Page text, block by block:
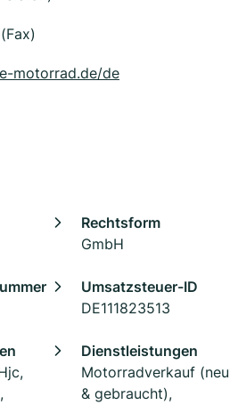
motorrad.de/de
Rechtsform
GmbH
Umsatzsteuer-ID
DE111823513
Dienstleistungen
Motorradverkauf (neu
& gebraucht),